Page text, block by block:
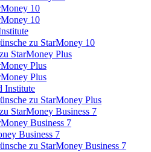
10
10
zu StarMoney 10
StarMoney Plus
Plus
Plus
Institute
zu StarMoney Plus
StarMoney Business 7
Business 7
Business 7
zu StarMoney Business 7